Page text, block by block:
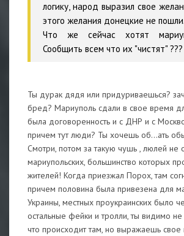
логику, народ выразил свое
этого желания донецкие не пошли.
Что же сейчас хотят
Сообщить всем что их "чистят"
Ты дурак дядя или придуриваешься?
бред? Мариуполь сдали в свое время
была договоренность и с ДНР и с
причем тут люди? Ты хочешь об...ать
Смотри, потом за такую чушь , люлей не
мариупольских, большинство которых
жителей! Когда приезжал Порох, там
причем половина была привезена для
Украины, местных проукраинских было
остальные фейки и тролли, ты видимо не
что происходит там, но выражаешь свое